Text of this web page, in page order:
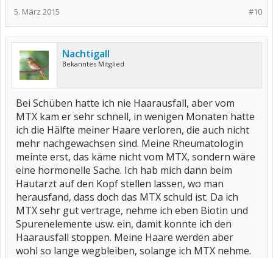
Lg Clödi
#10
5. März 2015
Nachtigall
Bekanntes Mitglied
Bei Schüben hatte ich nie Haarausfall, aber vom
MTX kam er sehr schnell, in wenigen Monaten hatte
ich die Hälfte meiner Haare verloren, die auch nicht
mehr nachgewachsen sind. Meine Rheumatologin
meinte erst, das käme nicht vom MTX, sondern wäre
eine hormonelle Sache. Ich hab mich dann beim
Hautarzt auf den Kopf stellen lassen, wo man
herausfand, dass doch das MTX schuld ist. Da ich
MTX sehr gut vertrage, nehme ich eben Biotin und
Spurenelemente usw. ein, damit konnte ich den
Haarausfall stoppen. Meine Haare werden aber
wohl so lange wegbleiben, solange ich MTX nehme.